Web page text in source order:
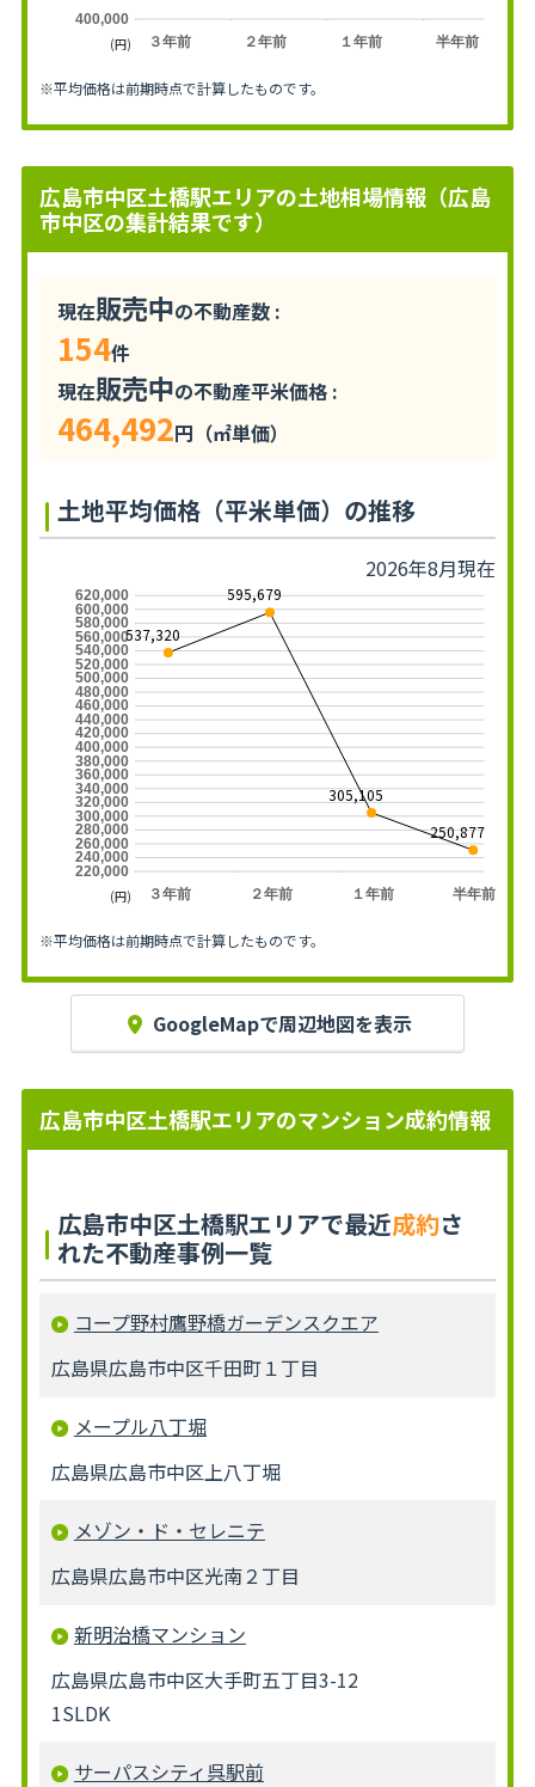
３年前 ２年前 １年前 半年前
400,000
(円)
※平均価格は前期時点で計算したものです。
広島市中区土橋駅エリアの土地相場情報（広島
市中区の集計結果です）
現在販売中の不動産数 :
154件
現在販売中の不動産平米価格 :
464,492円（㎡単価）
土地平均価格（平米単価）の推移
2026年8月現在
３年前 ２年前 １年前 半年前
220,000
240,000
260,000
280,000
300,000
320,000
340,000
360,000
380,000
400,000
420,000
440,000
460,000
480,000
500,000
520,000
540,000
560,000
580,000
600,000
620,000
537,320
595,679
305,105
250,877
(円)
※平均価格は前期時点で計算したものです。
GoogleMapで周辺地図を表示
広島市中区土橋駅エリアのマンション成約情報
広島市中区土橋駅エリアで最近成約さ
れた不動産事例一覧
コープ野村鷹野橋ガーデンスクエア
広島県広島市中区千田町１丁目
メープル八丁堀
広島県広島市中区上八丁堀
メゾン・ド・セレニテ
広島県広島市中区光南２丁目
新明治橋マンション
広島県広島市中区大手町五丁目3-12
1SLDK
サーパスシティ呉駅前